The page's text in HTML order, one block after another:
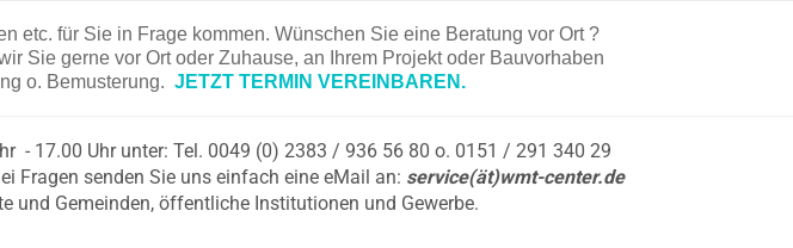
etc. für Sie in Frage kommen. Wünschen Sie eine Beratung vor Ort ?
Sie gerne vor Ort oder Zuhause, an Ihrem Projekt oder Bauvorhaben
o. Bemusterung. JETZT TERMIN VEREINBAREN.
- 17.00 Uhr unter: Tel. 0049 (0) 2383 / 936 56 80 o. 0151 / 291 340 29
Fragen senden Sie uns einfach eine eMail an: service(ät)wmt-center.de
und Gemeinden, öffentliche Institutionen und Gewerbe.